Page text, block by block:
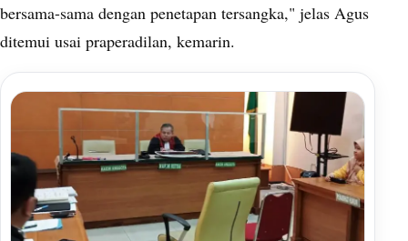
bersama-sama dengan penetapan tersangka," jelas Agus
ditemui usai praperadilan, kemarin.